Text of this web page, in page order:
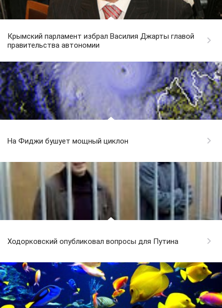
Крымский парламент избрал Василия Джарты главой
правительства автономии
На Фиджи бушует мощный циклон
Ходорковский опубликовал вопросы для Путина